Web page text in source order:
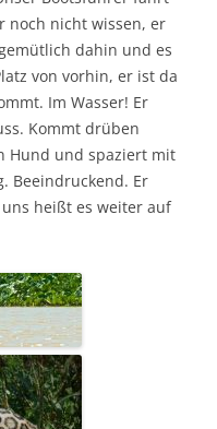
noch nicht wissen, er
dahin und es
von vorhin, er ist da
Im Wasser! Er
Kommt drüben
Hund und spaziert mit
Beeindruckend. Er
heißt es weiter auf